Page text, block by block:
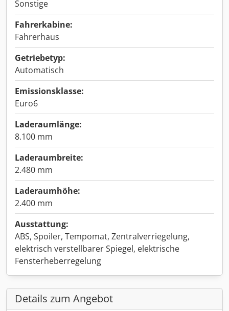
Sonstige
Fahrerkabine:
Fahrerhaus
Getriebetyp:
Automatisch
Emissionsklasse:
Euro6
Laderaumlänge:
8.100 mm
Laderaumbreite:
2.480 mm
Laderaumhöhe:
2.400 mm
Ausstattung:
ABS, Spoiler, Tempomat, Zentralverriegelung,
elektrisch verstellbarer Spiegel, elektrische
Fensterheberregelung
Details zum Angebot